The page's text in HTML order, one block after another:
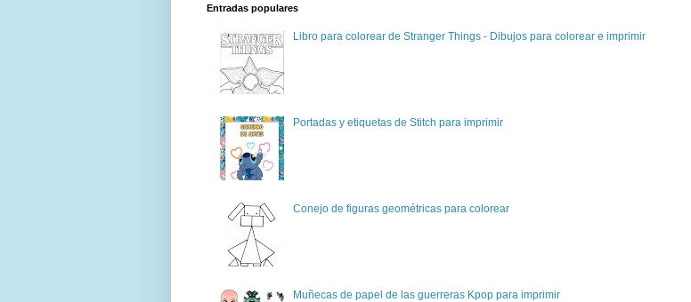
Entradas populares
Libro para colorear de Stranger Things - Dibujos para colorear e imprimir
Portadas y etiquetas de Stitch para imprimir
Conejo de figuras geométricas para colorear
Muñecas de papel de las guerreras Kpop para imprimir